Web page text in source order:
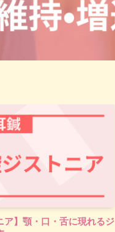
痺】転びやすい／鍼治療の